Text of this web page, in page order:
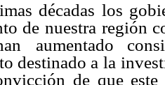
décadas los
de nuestra región
aumentado
destinado a la
de que este